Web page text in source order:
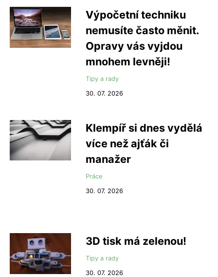
Výpočetní techniku
nemusíte často měnit.
Opravy vás vyjdou
mnohem levněji!
Tipy a rady
30. 07. 2026
Klempíř si dnes vydělá
více než ajťák či
manažer
Práce
30. 07. 2026
3D tisk má zelenou!
Tipy a rady
30. 07. 2026